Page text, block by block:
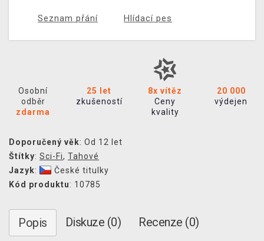
Seznam přání Hlídací pes
Osobní
odběr
zdarma
25 let
zkušeností
8x vítěz
Ceny
kvality
20 000
výdejen
Doporučený věk: Od 12 let
Štítky: Sci-Fi, Tahové
Jazyk:
České titulky
Kód produktu: 10785
Popis Diskuze (0) Recenze (0)